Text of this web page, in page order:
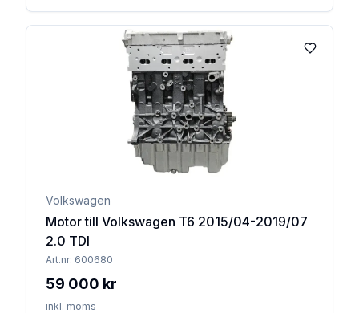
Lägg till
Volkswagen
Motor till Volkswagen T6 2015/04-2019/07
2.0 TDI
Art.nr: 600680
59 000 kr
inkl. moms